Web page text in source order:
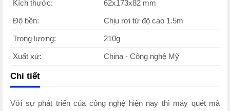
Kích thước: 62x173x82 mm
Độ bền: Chịu rơi từ độ cao 1.5m
Trọng lượng: 210g
Xuất xứ: China - Công nghệ Mỹ
Chi tiết
Với sự phát triển của công nghệ hiện nay thì máy quét mã